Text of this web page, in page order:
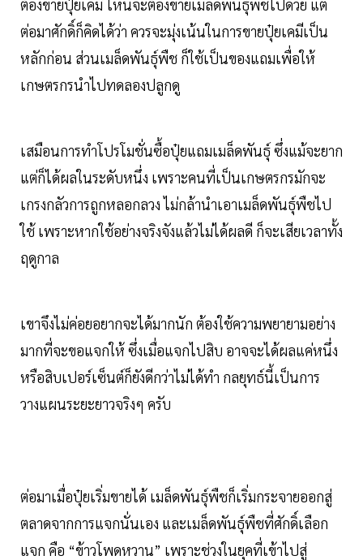
ต้องขายปุ๋ยเคมี ไหนจะต้องขายเมล็ดพันธุ์พืชไปด้วย แต่
ต่อมาศักดิ์ก็คิดได้ว่า ควรจะมุ่งเน้นในการขายปุ๋ยเคมีเป็น
หลักก่อน ส่วนเมล็ดพันธุ์พืช ก็ใช้เป็นของแถมเพื่อให้
เกษตรกรนำไปทดลองปลูกดู
เสมือนการทำโปรโมชั่นซื้อปุ๋ยแถมเมล็ดพันธุ์ ซึ่งแม้จะยาก
แต่ก็ได้ผลในระดับหนึ่ง เพราะคนที่เป็นเกษตรกรมักจะ
เกรงกลัวการถูกหลอกลวง ไม่กล้านำเอาเมล็ดพันธุ์พืชไป
ใช้ เพราะหากใช้อย่างจริงจังแล้วไม่ได้ผลดี ก็จะเสียเวลาทั้ง
ฤดูกาล
เขาจึงไม่ค่อยอยากจะได้มากนัก ต้องใช้ความพยายามอย่าง
มากที่จะขอแจกให้ ซึ่งเมื่อแจกไปสิบ อาจจะได้ผลแค่หนึ่ง
หรือสิบเปอร์เซ็นต์ก็ยังดีกว่าไม่ได้ทำ กลยุทธ์นี้เป็นการ
วางแผนระยะยาวจริงๆ ครับ
ต่อมาเมื่อปุ๋ยเริ่มขายได้ เมล็ดพันธุ์พืชก็เริ่มกระจายออกสู่
ตลาดจากการแจกนั่นเอง และเมล็ดพันธุ์พืชที่ศักดิ์เลือก
แจก คือ “ข้าวโพดหวาน” เพราะช่วงในยุคที่เข้าไปสู่